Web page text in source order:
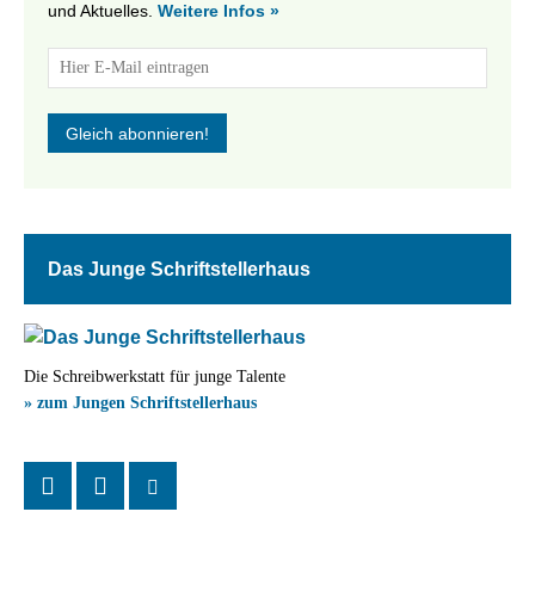
und Aktuelles. Weitere Infos »
Das Junge Schriftstellerhaus
Die Schreibwerkstatt für junge Talente
» zum Jungen Schriftstellerhaus